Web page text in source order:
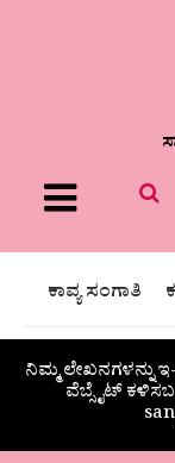
Menu
ಕಾವ್ಯ ಸಂಗಾತಿ
ನಿಮ್ಮ ಲೇಖನಗಳನ್ನು
ವೆಬ್ಸೈಟ್